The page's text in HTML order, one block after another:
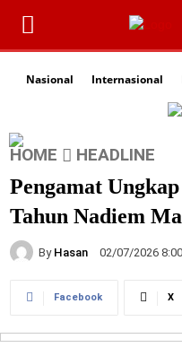
Nasional Internasional
HOME HEADLINE
Pengamat
Tahun Nadiem
By Hasan 02/07/2026
Facebook X